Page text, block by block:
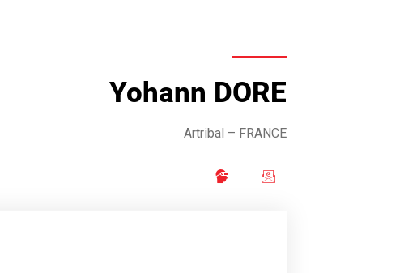
Yohann DORE
Artribal – FRANCE